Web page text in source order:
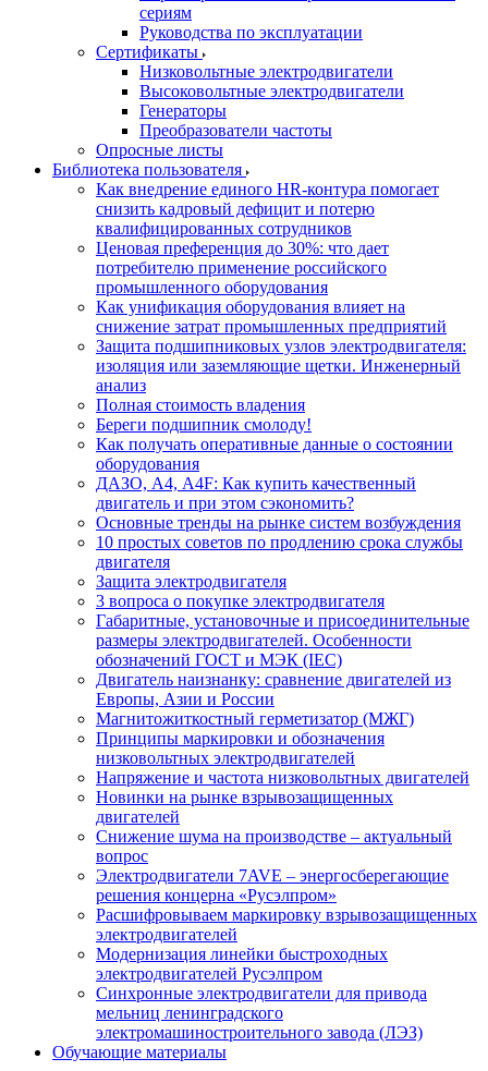
сериям
Руководства по эксплуатации
Сертификаты
Низковольтные электродвигатели
Высоковольтные электродвигатели
Генераторы
Преобразователи частоты
Опросные листы
Библиотека пользователя
Как внедрение единого HR-контура помогает
снизить кадровый дефицит и потерю
квалифицированных сотрудников
Ценовая преференция до 30%: что дает
потребителю применение российского
промышленного оборудования
Как унификация оборудования влияет на
снижение затрат промышленных предприятий
Защита подшипниковых узлов электродвигателя:
изоляция или заземляющие щетки. Инженерный
анализ
Полная стоимость владения
Береги подшипник смолоду!
Как получать оперативные данные о состоянии
оборудования
ДАЗО, А4, А4F: Как купить качественный
двигатель и при этом сэкономить?
Основные тренды на рынке систем возбуждения
10 простых советов по продлению срока службы
двигателя
Защита электродвигателя
3 вопроса о покупке электродвигателя
Габаритные, установочные и присоединительные
размеры электродвигателей. Особенности
обозначений ГОСТ и МЭК (IEC)
Двигатель наизнанку: сравнение двигателей из
Европы, Азии и России
Магнитожиткостный герметизатор (МЖГ)
Принципы маркировки и обозначения
низковольтных электродвигателей
Напряжение и частота низковольтных двигателей
Новинки на рынке взрывозащищенных
двигателей
Снижение шума на производстве – актуальный
вопрос
Электродвигатели 7AVE – энергосберегающие
решения концерна «Русэлпром»
Расшифровываем маркировку взрывозащищенных
электродвигателей
Модернизация линейки быстроходных
электродвигателей Русэлпром
Синхронные электродвигатели для привода
мельниц ленинградского
электромашиностроительного завода (ЛЭЗ)
Обучающие материалы